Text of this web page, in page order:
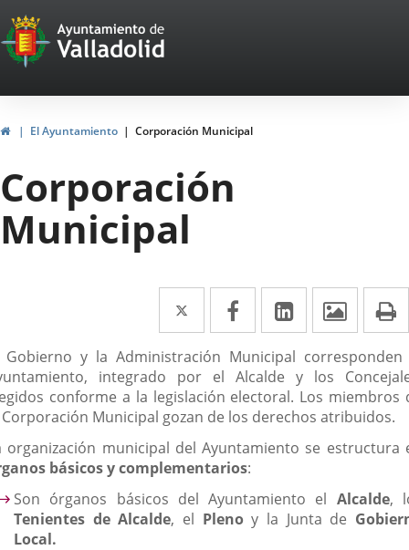
Portal
Web
del
Ayuntamiento
de
Valladolid
InicioEl Ayuntamiento Corporación Municipal
Corporación
Municipal
Twitter
Enlace
a
una
aplicación
externa.
Facebook
Enlace
a
una
aplicación
externa.
LinkedIn
Enlace
a
una
aplicación
externa.
Gobierno y la Administración Municipal corresponden
integrado por el Alcalde y los
conforme a la legislación electoral. Los miembros
Municipal gozan de los derechos atribuidos.
organización municipal del Ayuntamiento se estructura
básicos y complementarios:
Son órganos básicos del Ayuntamiento el Alcalde,
Tenientes de Alcalde, el Plenoy la Junta de
Local.